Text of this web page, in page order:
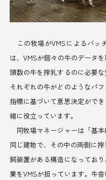
この牧場がVMSによるバッ
は、VMSが個々の牛のデータ
頭数の牛を搾乳するのに必要
それぞれの牛がどのようなパ
指標に基づいて意思決定がで
縮に役立っています。
同牧場マネージャーは「基
同じ建物で、その中の両側に
飼装置がある構造になってお
業をVMSが担っています。牛